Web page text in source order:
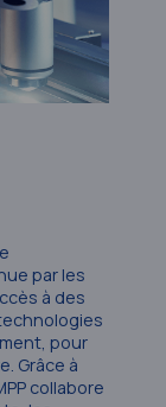
par les
à des
pour
Grâce à
collabore